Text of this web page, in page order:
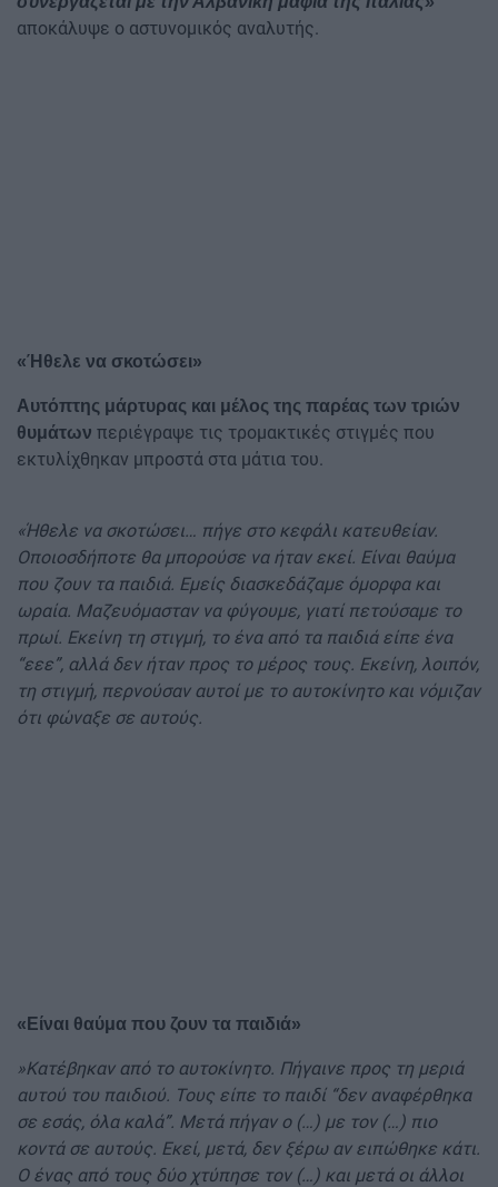
αποκάλυψε ο αστυνομικός αναλυτής.
«Ήθελε να σκοτώσει»
Αυτόπτης μάρτυρας και μέλος της παρέας των τριών
θυμάτων περιέγραψε τις τρομακτικές στιγμές που
εκτυλίχθηκαν μπροστά στα μάτια του.
«Ήθελε να σκοτώσει… πήγε στο κεφάλι κατευθείαν.
Οποιοσδήποτε θα μπορούσε να ήταν εκεί. Είναι θαύμα
που ζουν τα παιδιά. Εμείς διασκεδάζαμε όμορφα και
ωραία. Μαζευόμασταν να φύγουμε, γιατί πετούσαμε το
πρωί. Εκείνη τη στιγμή, το ένα από τα παιδιά είπε ένα
“εεε”, αλλά δεν ήταν προς το μέρος τους. Εκείνη, λοιπόν,
τη στιγμή, περνούσαν αυτοί με το αυτοκίνητο και νόμιζαν
ότι φώναξε σε αυτούς.
«Είναι θαύμα που ζουν τα παιδιά»
»Κατέβηκαν από το αυτοκίνητο. Πήγαινε προς τη μεριά
αυτού του παιδιού. Τους είπε το παιδί “δεν αναφέρθηκα
σε εσάς, όλα καλά”. Μετά πήγαν ο (…) με τον (…) πιο
κοντά σε αυτούς. Εκεί, μετά, δεν ξέρω αν ειπώθηκε κάτι.
Ο ένας από τους δύο χτύπησε τον (…) και μετά οι άλλοι